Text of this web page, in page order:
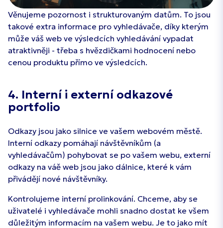
Věnujeme pozornost i strukturovaným datům. To jsou
takové extra informace pro vyhledávače, díky kterým
může váš web ve výsledcích vyhledávání vypadat
atraktivněji - třeba s hvězdičkami hodnocení nebo
cenou produktu přímo ve výsledcích.
4. Interní i externí odkazové
portfolio
Odkazy jsou jako silnice ve vašem webovém městě.
Interní odkazy pomáhají návštěvníkům (a
vyhledávačům) pohybovat se po vašem webu, externí
odkazy na váě web jsou jako dálnice, které k vám
přivádějí nové návštěvníky.
Kontrolujeme interní prolinkování. Chceme, aby se
uživatelé i vyhledávače mohli snadno dostat ke všem
důležitým informacím na vašem webu. Je to jako mít